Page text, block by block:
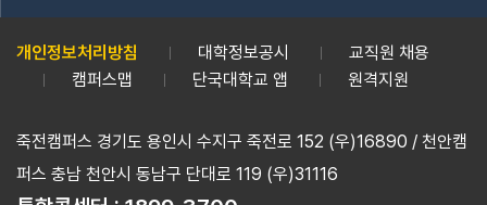
개인정보처리방침 대학정보공시
교직원 채용
캠퍼스맵
단국대학교 앱 원격지원
죽전캠퍼스 경기도 용인시 수지구 죽전로 152 (우)16890 / 천안캠
퍼스 충남 천안시 동남구 단대로 119 (우)31116